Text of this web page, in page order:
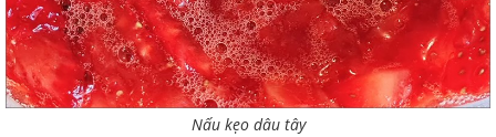
Nấu kẹo dâu tây